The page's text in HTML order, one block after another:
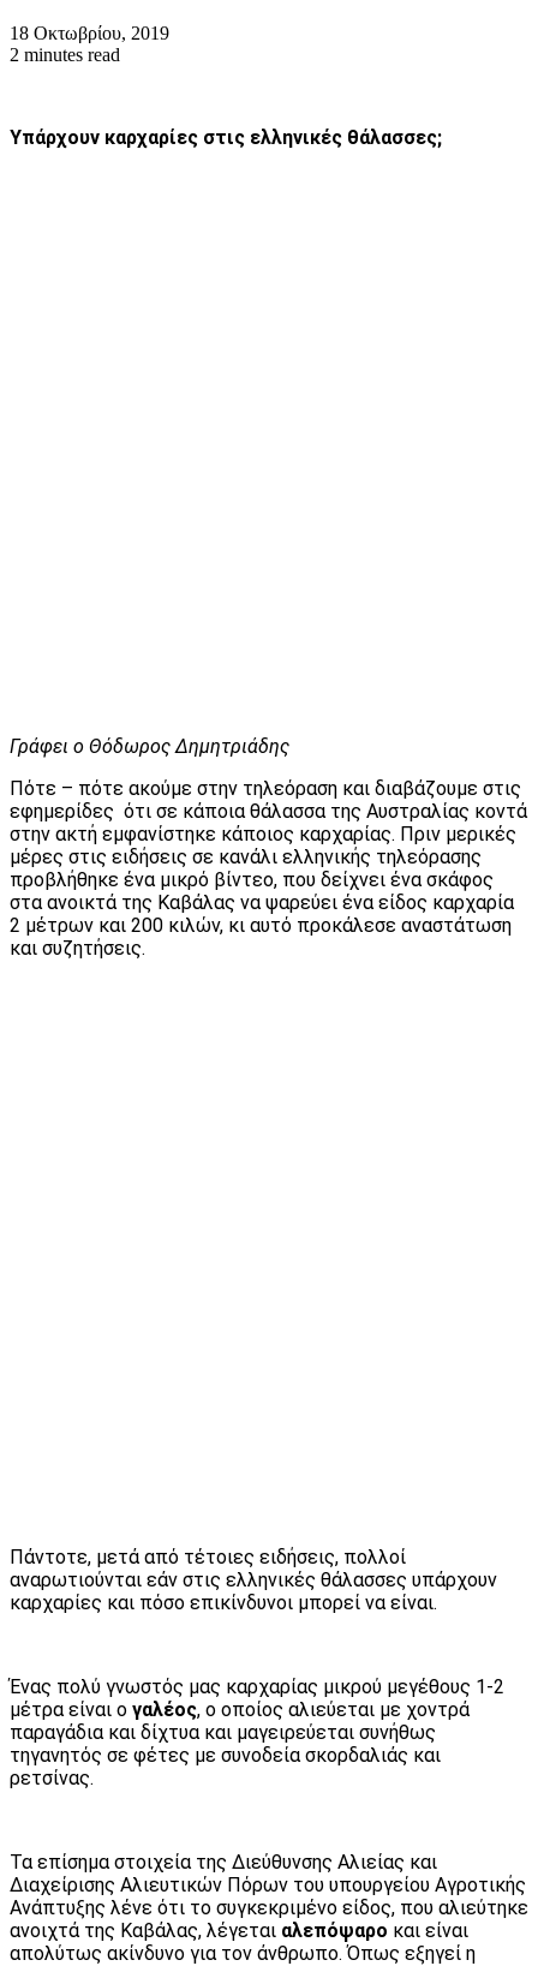
18 Οκτωβρίου, 2019
2 minutes read
Υπάρχουν καρχαρίες στις ελληνικές θάλασσες;
Γράφει ο Θόδωρος Δημητριάδης
Πότε – πότε ακούμε στην τηλεόραση και διαβάζουμε στις
εφημερίδες ότι σε κάποια θάλασσα της Αυστραλίας κοντά
στην ακτή εμφανίστηκε κάποιος καρχαρίας. Πριν μερικές
μέρες στις ειδήσεις σε κανάλι ελληνικής τηλεόρασης
προβλήθηκε ένα μικρό βίντεο, που δείχνει ένα σκάφος
στα ανοικτά της Καβάλας να ψαρεύει ένα είδος καρχαρία
2 μέτρων και 200 κιλών, κι αυτό προκάλεσε αναστάτωση
και συζητήσεις.
Πάντοτε, μετά από τέτοιες ειδήσεις, πολλοί
αναρωτιούνται εάν στις ελληνικές θάλασσες υπάρχουν
καρχαρίες και πόσο επικίνδυνοι μπορεί να είναι.
Ένας πολύ γνωστός μας καρχαρίας μικρού μεγέθους 1-2
μέτρα είναι ο γαλέος, ο οποίος αλιεύεται με χοντρά
παραγάδια και δίχτυα και μαγειρεύεται συνήθως
τηγανητός σε φέτες με συνοδεία σκορδαλιάς και
ρετσίνας.
Τα επίσημα στοιχεία της Διεύθυνσης Αλιείας και
Διαχείρισης Αλιευτικών Πόρων του υπουργείου Αγροτικής
Ανάπτυξης λένε ότι το συγκεκριμένο είδος, που αλιεύτηκε
ανοιχτά της Καβάλας, λέγεται αλεπόψαρο και είναι
απολύτως ακίνδυνο για τον άνθρωπο. Όπως εξηγεί η